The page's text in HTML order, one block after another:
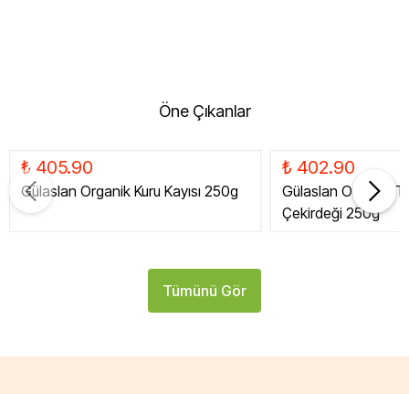
Öne Çıkanlar
₺ 405.90
Gülaslan Organik Kuru Kayısı 250g
₺ 402.90
Gülaslan Organik
Çekirdeği 250g
Tümünü Gör